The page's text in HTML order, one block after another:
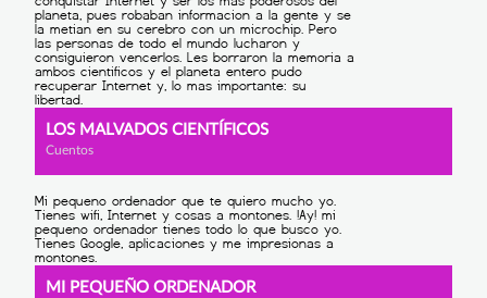
LOS MALVADOS CIENTÍFICOS
Cuentos
MI PEQUEÑO ORDENADOR